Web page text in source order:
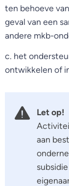
ten behoeve
geval van een
andere mkb-
c. het
ontwikkelen of
Let op!
aan